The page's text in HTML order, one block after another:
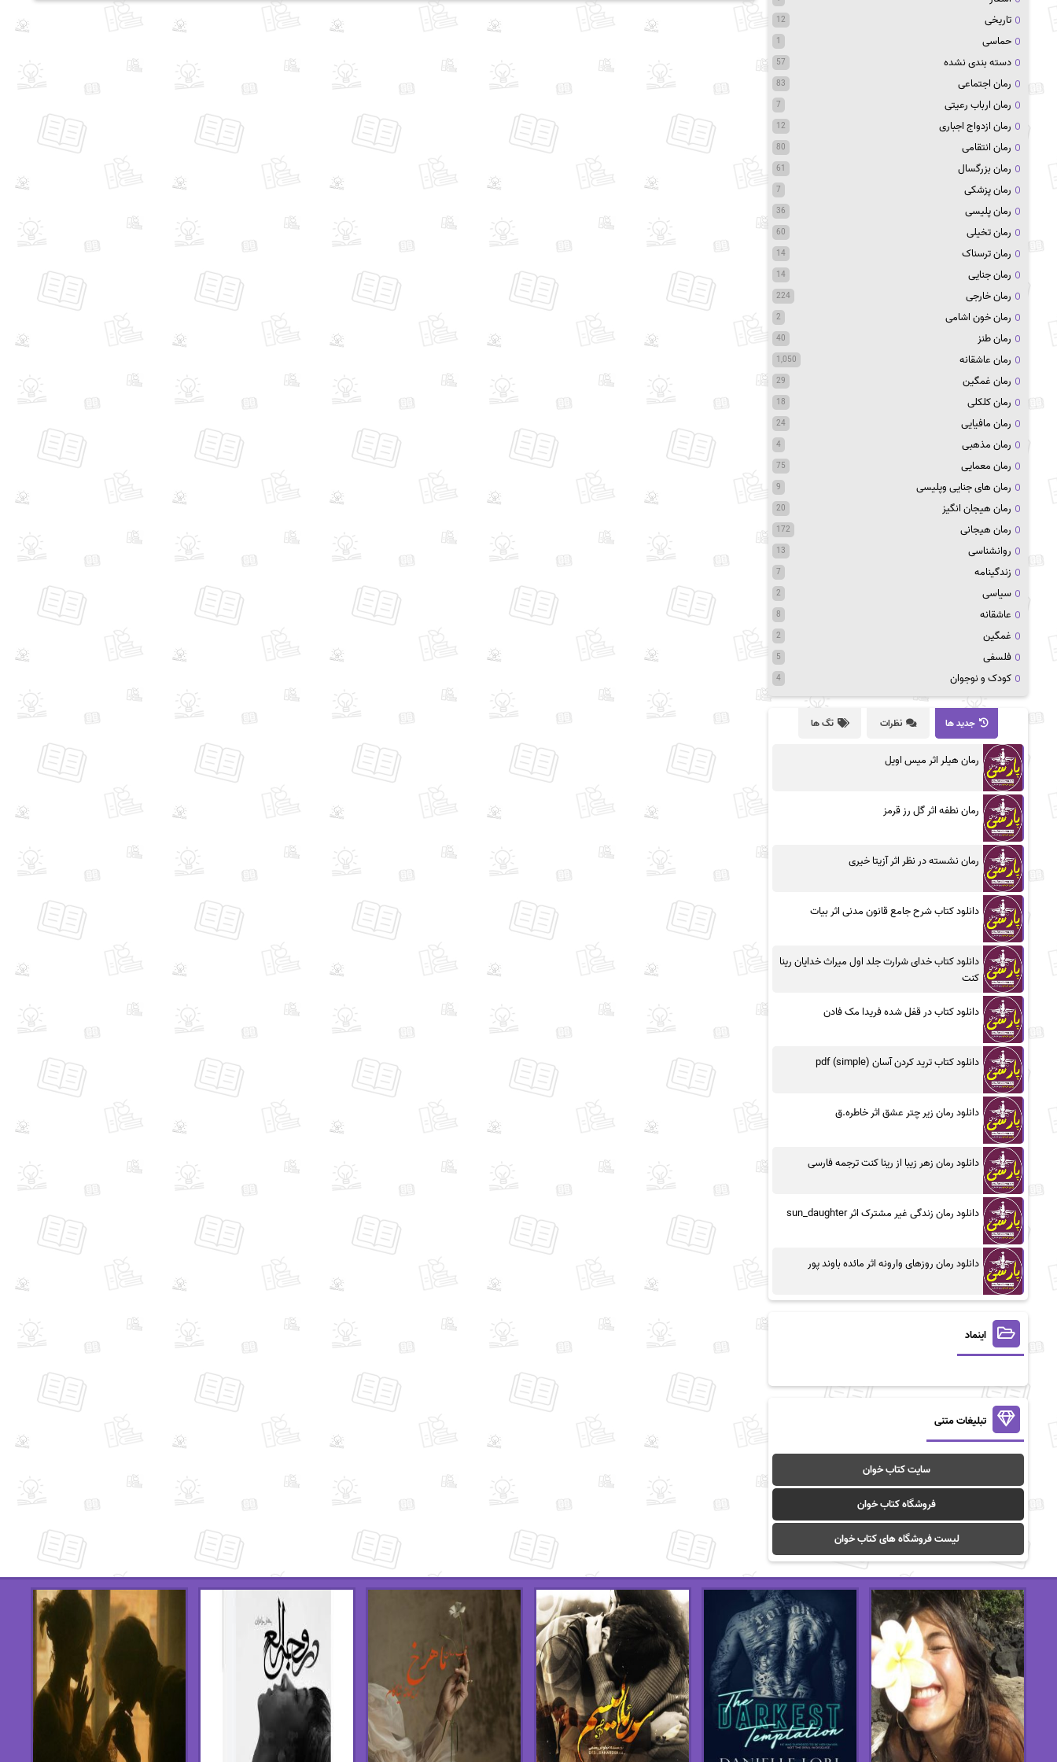
تاریخی 12
حماسی 1
دسته بندی نشده 57
رمان اجتماعی 83
رمان ارباب رعیتی 7
رمان ازدواج اجباری 12
رمان انتقامی 80
رمان بزرگسال 61
رمان پزشکی 7
رمان پلیسی 36
رمان تخیلی 60
رمان ترسناک 14
رمان جنایی 14
رمان خارجی 224
رمان خون اشامی 2
رمان طنز 40
رمان عاشقانه 1,050
رمان غمگین 29
رمان کلکلی 18
رمان مافیایی 24
رمان مذهبی 4
رمان معمایی 75
رمان های جنایی وپلیسی 9
رمان هیجان انگیز 20
رمان هیجانی 172
روانشناسی 13
زندگینامه 7
سیاسی 2
عاشقانه 8
غمگین 2
فلسفی 5
کودک و نوجوان 4
جدید ها نظرات تگ ها
رمان هیلر اثر میس اویل
رمان نطفه اثر گل رز قرمز
رمان نشسته در نظر اثر آزیتا خیری
دانلود کتاب شرح جامع قانون مدنی اثر بیات
دانلود کتاب خدای شرارت جلد اول میراث خدایان رینا
کنت
دانلود کتاب در قفل شده فریدا مک فادن
دانلود کتاب ترید کردن آسان (simple) pdf
دانلود رمان زیر چتر عشق اثر خاطره.ق
دانلود رمان زهر زیبا از رینا کنت ترجمه فارسی
دانلود رمان زندگی غیر مشترک اثر sun_daughter
دانلود رمان روزهای وارونه اثر مائده باوند پور
اینماد
تبلیغات متنی
سایت کتاب خوان
فروشگاه کتاب خوان
لیست فروشگاه های کتاب خوان